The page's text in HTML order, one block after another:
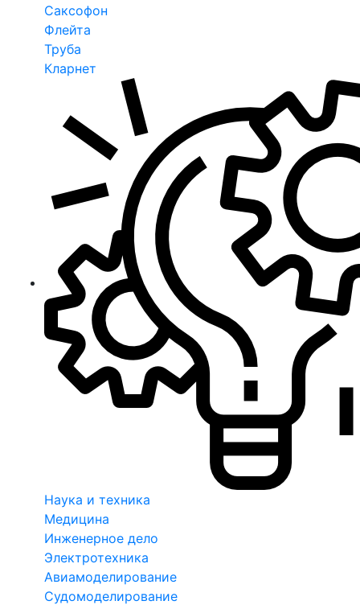
Саксофон
Флейта
Труба
Кларнет
Наука и техника
Медицина
Инженерное дело
Электротехника
Авиамоделирование
Судомоделирование